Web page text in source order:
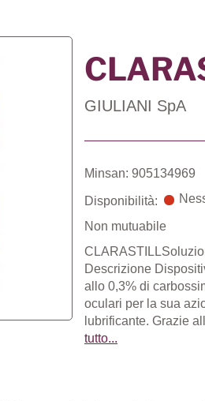
GIULIANI SpA
Minsan: 905134969
Disponibilità:
Non mutuabile
Descrizione
allo 0,3% di
oculari per la sua
lubrificante. Grazie
tutto...